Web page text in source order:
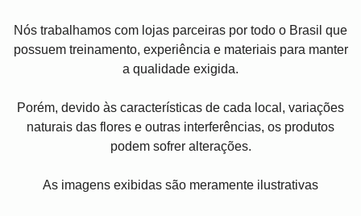
Nós trabalhamos com lojas parceiras por todo o Brasil que
possuem treinamento, experiência e materiais para manter
a qualidade exigida.
Porém, devido às características de cada local, variações
naturais das flores e outras interferências, os produtos
podem sofrer alterações.
As imagens exibidas são meramente ilustrativas